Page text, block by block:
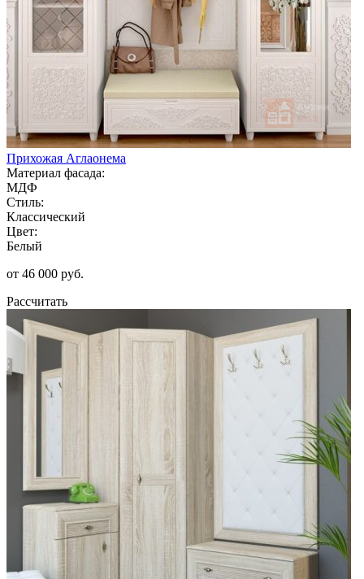
Прихожая Аглаонема
Материал фасада:
МДФ
Стиль:
Классический
Цвет:
Белый
от 46 000 руб.
Рассчитать